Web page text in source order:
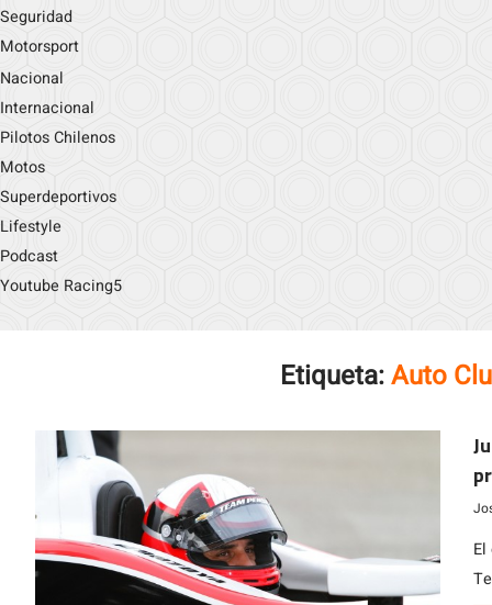
Seguridad
Motorsport
Nacional
Internacional
Pilotos Chilenos
Motos
Superdeportivos
Lifestyle
Podcast
Youtube Racing5
Etiqueta:Auto